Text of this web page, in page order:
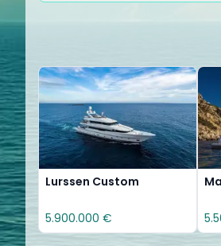
Lurssen Custom
5.900.000 €